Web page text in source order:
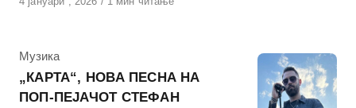
КАтегорија
Музика
„КАРТА“, НОВА ПЕСНА НА
ПОП-ПЕЈАЧОТ СТЕФАН